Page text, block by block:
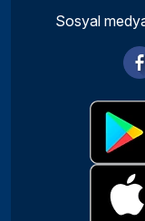
Sosyal